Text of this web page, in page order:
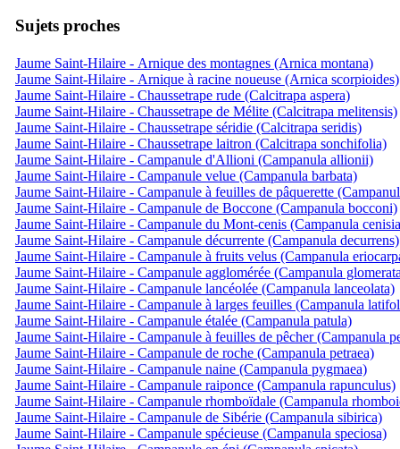
Sujets proches
Jaume Saint-Hilaire - Arnique des montagnes (Arnica montana)
Jaume Saint-Hilaire - Arnique à racine noueuse (Arnica scorpioides)
Jaume Saint-Hilaire - Chaussetrape rude (Calcitrapa aspera)
Jaume Saint-Hilaire - Chaussetrape de Mélite (Calcitrapa melitensis)
Jaume Saint-Hilaire - Chaussetrape séridie (Calcitrapa seridis)
Jaume Saint-Hilaire - Chaussetrape laitron (Calcitrapa sonchifolia)
Jaume Saint-Hilaire - Campanule d'Allioni (Campanula allionii)
Jaume Saint-Hilaire - Campanule velue (Campanula barbata)
Jaume Saint-Hilaire - Campanule à feuilles de pâquerette
Jaume Saint-Hilaire - Campanule de Boccone (Campanula bocconi)
Jaume Saint-Hilaire - Campanule du Mont-cenis (Campanula
Jaume Saint-Hilaire - Campanule décurrente (Campanula decurrens)
Jaume Saint-Hilaire - Campanule à fruits velus (Campanula
Jaume Saint-Hilaire - Campanule agglomérée (Campanula
Jaume Saint-Hilaire - Campanule lancéolée (Campanula lanceolata)
Jaume Saint-Hilaire - Campanule à larges feuilles (Campanula
Jaume Saint-Hilaire - Campanule étalée (Campanula patula)
Jaume Saint-Hilaire - Campanule à feuilles de pêcher (Campanula
Jaume Saint-Hilaire - Campanule de roche (Campanula petraea)
Jaume Saint-Hilaire - Campanule naine (Campanula pygmaea)
Jaume Saint-Hilaire - Campanule raiponce (Campanula rapunculus)
Jaume Saint-Hilaire - Campanule rhomboïdale (Campanula
Jaume Saint-Hilaire - Campanule de Sibérie (Campanula sibirica)
Jaume Saint-Hilaire - Campanule spécieuse (Campanula speciosa)